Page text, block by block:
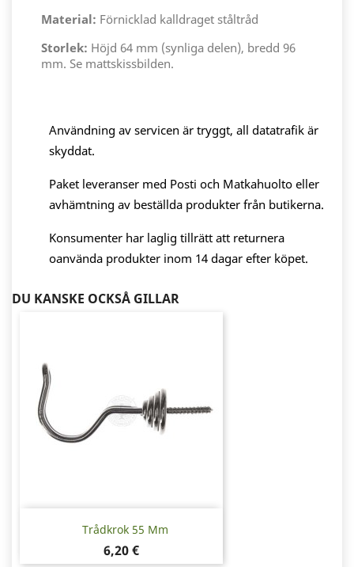
Material: Förnicklad kalldraget ståltråd
Storlek: Höjd 64 mm (synliga delen), bredd 96
mm. Se mattskissbilden.
Användning av servicen är tryggt, all datatrafik är
skyddat.
Paket leveranser med Posti och Matkahuolto eller
avhämtning av beställda produkter från butikerna.
Konsumenter har laglig tillrätt att returnera
oanvända produkter inom 14 dagar efter köpet.
DU KANSKE OCKSÅ GILLAR
Trådkrok 55 Mm
Pris
6,20 €